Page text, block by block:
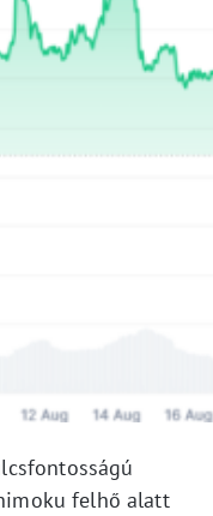
felhő alatt